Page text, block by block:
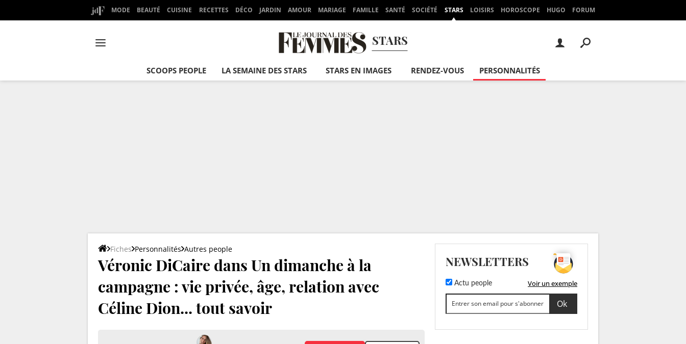
MODE BEAUTÉ CUISINE RECETTES DÉCO JARDIN AMOUR MARIAGE FAMILLE SANTÉ SOCIÉTÉ STARS LOISIRS HOROSCOPE HUGO FORUM
STARS
SCOOPS PEOPLE LA SEMAINE DES STARS STARS EN IMAGES RENDEZ-VOUS PERSONNALITÉS
Fiches Personnalités Autres people
Véronic DiCaire dans Un dimanche à la
campagne : vie privée, âge, relation avec
Céline Dion... tout savoir
NEWSLETTERS
Actu people Voir un exemple